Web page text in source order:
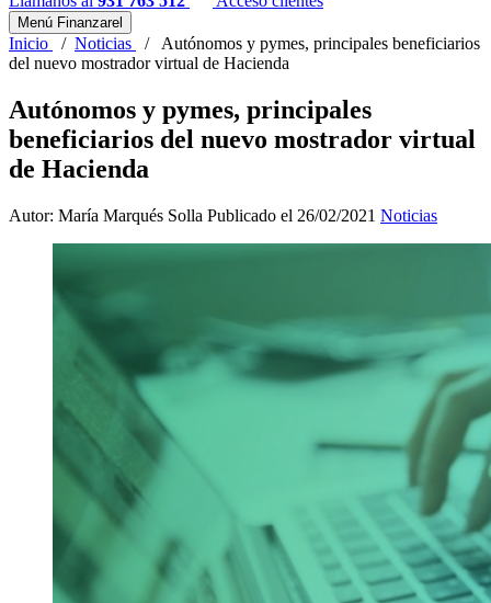
Menú Finanzarel
Inicio / Noticias / Autónomos y pymes, principales beneficiarios
del nuevo mostrador virtual de Hacienda
Autónomos y pymes, principales
beneficiarios del nuevo mostrador virtual
de Hacienda
Autor: María Marqués Solla Publicado el 26/02/2021 Noticias